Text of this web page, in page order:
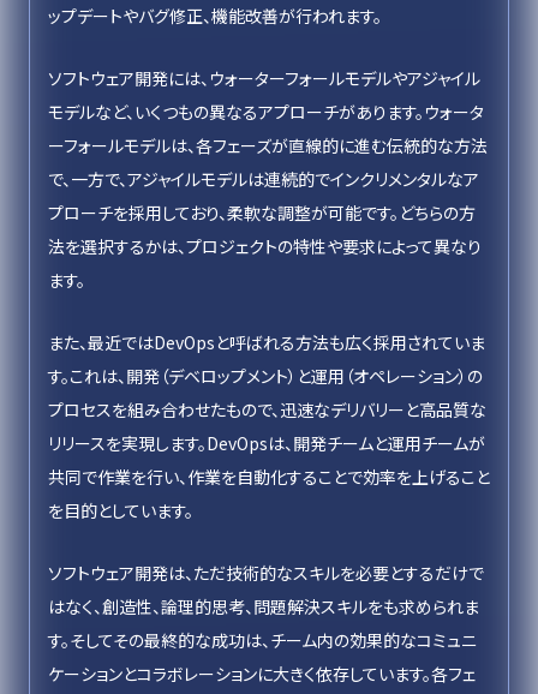
ップデートやバグ修正、機能改善が行われます。
ソフトウェア開発には、ウォーターフォールモデルやアジャイル
モデルなど、いくつもの異なるアプローチがあります。ウォータ
ーフォールモデルは、各フェーズが直線的に進む伝統的な方法
で、一方で、アジャイルモデルは連続的でインクリメンタルなア
プローチを採用しており、柔軟な調整が可能です。どちらの方
法を選択するかは、プロジェクトの特性や要求によって異なり
ます。
また、最近ではDevOpsと呼ばれる方法も広く採用されていま
す。これは、開発（デベロップメント）と運用（オペレーション）の
プロセスを組み合わせたもので、迅速なデリバリーと高品質な
リリースを実現します。DevOpsは、開発チームと運用チームが
共同で作業を行い、作業を自動化することで効率を上げること
を目的としています。
ソフトウェア開発は、ただ技術的なスキルを必要とするだけで
はなく、創造性、論理的思考、問題解決スキルをも求められま
す。そしてその最終的な成功は、チーム内の効果的なコミュニ
ケーションとコラボレーションに大きく依存しています。各フェ